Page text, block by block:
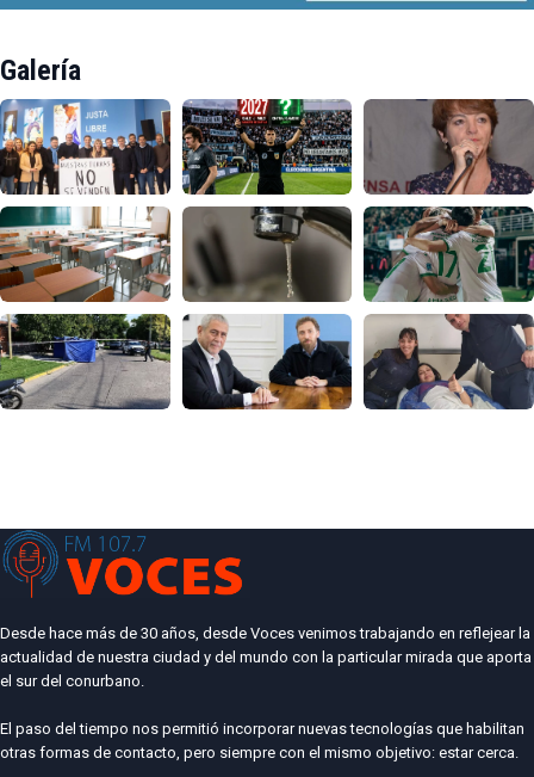
Galería
Desde hace más de 30 años, desde Voces venimos trabajando en reflejear la
actualidad de nuestra ciudad y del mundo con la particular mirada que aporta
el sur del conurbano.
El paso del tiempo nos permitió incorporar nuevas tecnologías que habilitan
otras formas de contacto, pero siempre con el mismo objetivo: estar cerca.